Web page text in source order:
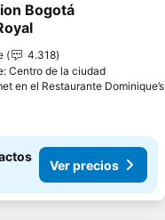
a favoritos
Bogotá
4.318
Centro de la ciudad
en el Restaurante Dominique’s
Ver precios